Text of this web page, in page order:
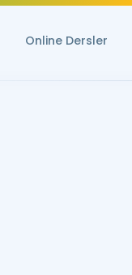
Online Dersler